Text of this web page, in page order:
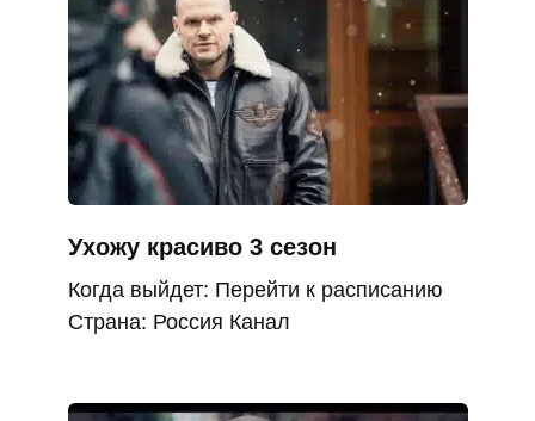
Ухожу красиво 3 сезон
Когда выйдет: Перейти к расписанию
Страна: Россия Канал